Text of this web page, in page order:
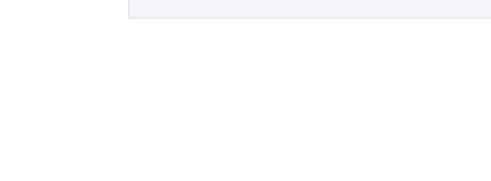
أثناء مزاولته نشاط الصيد البحري، قبل أن